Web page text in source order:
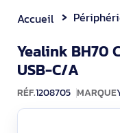
Accueil
Yealink BH70
USB-C/A
RÉF.1208705 MARQUE